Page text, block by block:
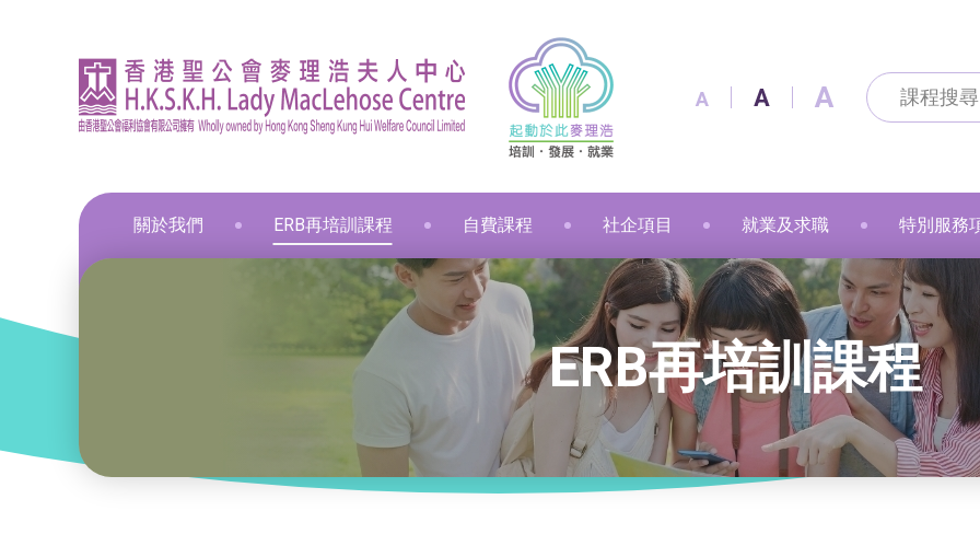
A A A
關於我們
葵涌區 – 工商業社會服務部
葵涌邨旭葵樓 - 葵涌社區服務中心
荃灣區 – 梨木樹綜合服務中心
ERB再培訓課程
資訊及通訊科技 金融財務
中醫保健
美髮
商業
印刷及出版 個人素養
職業語文 健康護理
飲食 美容
中醫保健 健康護理
物業管理及保安 社會服務
影藝文化
飲食 職業語文
通用技能 職業語文
飲食 商業
自費課程
髮型改造 動物保健
化妝 美容
布藝製作 車縫
保鮮花手作 押花手作
新春注連繩
和諧粉彩 蠟燭
星際漫遊 小廚神學堂
和諧粉彩畫(兒童) Sweet Heart 甜品工房
社企項目
寵愛軒
麥理浩餐廳
融藝工房
融藝坊
就業及求職
就業及求職
最新資訊 / 招聘會
求職錦囊
僱主及企業服務
特別服務
賽馬會
青年生
展翅青
花梨藝
ERB再培訓課程